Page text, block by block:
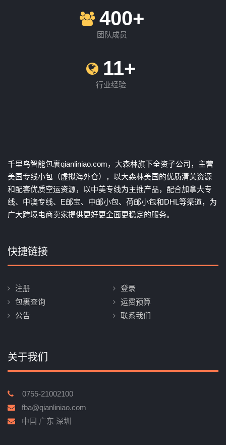
400+
团队成员
11+
行业经验
千里鸟智能包裹qianliniao.com，大森林旗下全资子公司，主营
美国专线小包（虚拟海外仓），以大森林美国的优质清关资源
和配套优质空运资源，以中美专线为主推产品，配合加拿大专
线、中澳专线、E邮宝、中邮小包、荷邮小包和DHL等渠道，为
广大跨境电商卖家提供更好更全面更稳定的服务。
快捷链接
注册
登录
包裹查询
运费预算
公告
联系我们
关于我们
0755-21002100
fba@qianliniao.com
中国 广东 深圳